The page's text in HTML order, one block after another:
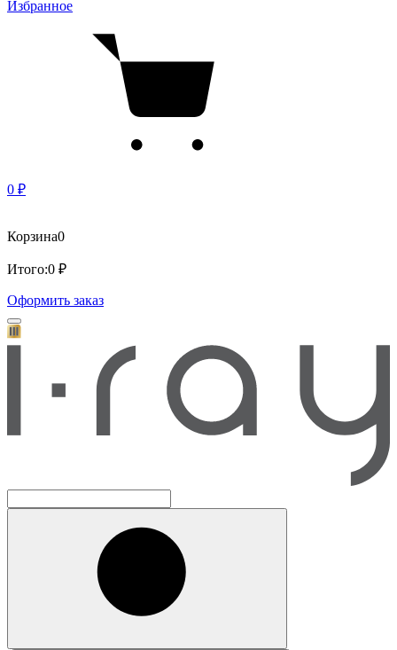
Избранное
0 ₽
Корзина0
Итого:0 ₽
Оформить заказ